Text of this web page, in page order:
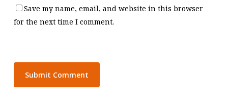
Save my name, email, and website in this browser
for the next time I comment.